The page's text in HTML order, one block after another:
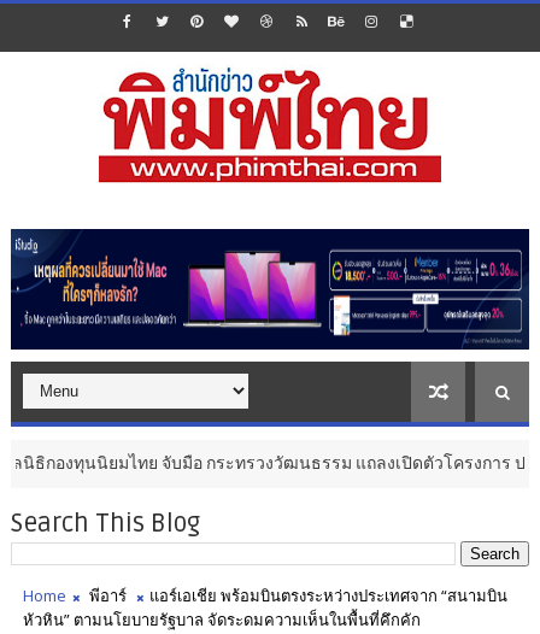
มไทย จับมือ กระทรวงวัฒนธรรม แถลงเปิดตัวโครงการ ประกวดอัตลัก
Search This Blog
Home พีอาร์
แอร์เอเชีย พร้อมบินตรงระหว่างประเทศจาก “สนามบิน
หัวหิน” ตามนโยบายรัฐบาล จัดระดมความเห็นในพื้นที่คึกคัก